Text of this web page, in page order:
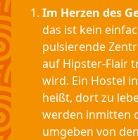
Im Herzen des
das ist kein
pulsierende
auf Hipster-Flair
wird. Ein Hostel
heißt, dort zu
werden inmitten
umgeben von